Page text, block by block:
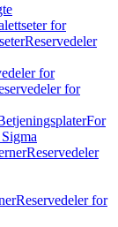
for
Reservedeler
for
for
For
Reservedeler
Reservedeler for